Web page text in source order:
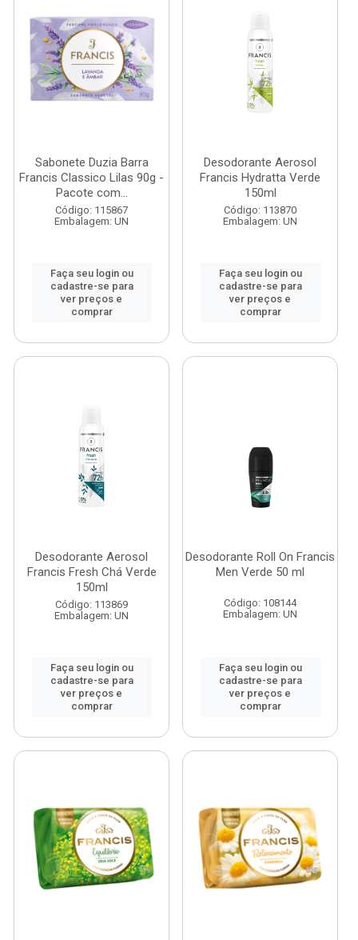
Sabonete Duzia Barra
Francis Classico Lilas 90g -
Pacote com...
Código: 115867
Embalagem: UN
Faça seu login ou
cadastre-se para
ver preços e
comprar
Desodorante Aerosol
Francis Hydratta Verde
150ml
Código: 113870
Embalagem: UN
Faça seu login ou
cadastre-se para
ver preços e
comprar
Desodorante Aerosol
Francis Fresh Chá Verde
150ml
Código: 113869
Embalagem: UN
Faça seu login ou
cadastre-se para
ver preços e
comprar
Desodorante Roll On Francis
Men Verde 50 ml
Código: 108144
Embalagem: UN
Faça seu login ou
cadastre-se para
ver preços e
comprar